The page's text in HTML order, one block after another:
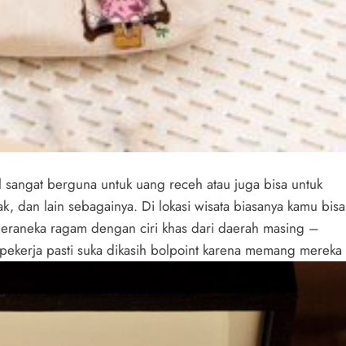
berguna untuk uang receh atau juga bisa untuk
dan lain sebagainya. Di lokasi wisata biasanya kamu bisa
ragam dengan ciri khas dari daerah masing –
pasti suka dikasih bolpoint karena memang mereka